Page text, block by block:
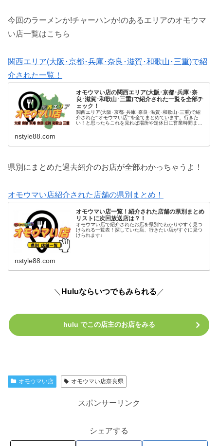
今回のラーメンか!チャーハンか!のあるエリアのオモウマ
い店一覧はこちら
関西エリア(大阪･京都･兵庫･奈良･滋賀･和歌山･三重)で紹
介された一覧！
オモウマい店の関西エリア(大阪･京都･兵庫･奈
良･滋賀･和歌山･三重)で紹介された一覧を全部チ
ェック！
関西エリア(大阪･京都･兵庫･奈良･滋賀･和歌山･三重)で紹
介された””オモウマい店””を全てまとめています。行きた
い！と思ったらこれを見れば場所や定休日に営業時間まで
nstyle88.com
県別にまとめた過去紹介のお店が全部わかっちゃうよ！
オモウマい店紹介された店舗の県別まとめ！
オモウマい店一覧！紹介された店舗の県別まとめ
リストに次回放送店は？！
オモウマい店で紹介されたお店を県別でわかりやすく見つ
けられる一覧表！探していた店、行きたい店がすぐに見つ
けられます♩
nstyle88.com
＼ Huluならいつでもみられる ／
hulu でこの店主のお店をみる
オモウマい店 オモウマい店奈良県
スポンサーリンク
シェアする